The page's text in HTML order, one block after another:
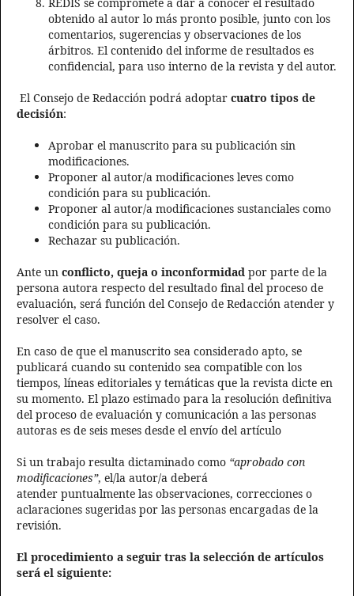
obtenido al autor lo más pronto posible, junto con los
comentarios, sugerencias y observaciones de los
árbitros. El contenido del informe de resultados es
confidencial, para uso interno de la revista y del autor.
El Consejo de Redacción podrá adoptar cuatro tipos de
decisión:
Aprobar el manuscrito para su publicación sin
modificaciones.
Proponer al autor/a modificaciones leves como
condición para su publicación.
Proponer al autor/a modificaciones sustanciales como
condición para su publicación.
Rechazar su publicación.
Ante un conflicto, queja o inconformidad por parte de la
persona autora respecto del resultado final del proceso de
evaluación, será función del Consejo de Redacción atender y
resolver el caso.
En caso de que el manuscrito sea considerado apto, se
publicará cuando su contenido sea compatible con los
tiempos, líneas editoriales y temáticas que la revista dicte en
su momento. El plazo estimado para la resolución definitiva
del proceso de evaluación y comunicación a las personas
autoras es de seis meses desde el envío del artículo
Si un trabajo resulta dictaminado como “aprobado con
modificaciones”, el/la autor/a deberá
atender puntualmente las observaciones, correcciones o
aclaraciones sugeridas por las personas encargadas de la
revisión.
El procedimiento a seguir tras la selección de artículos
será el siguiente: